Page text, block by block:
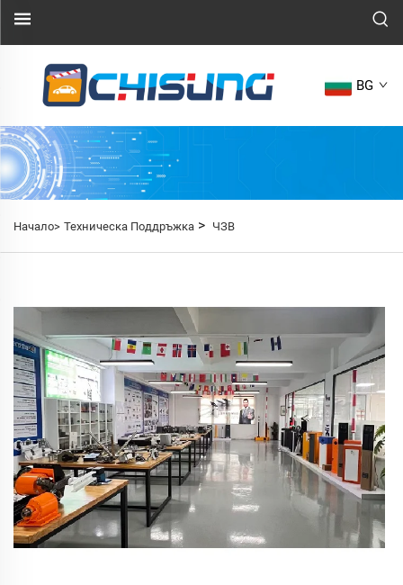
BG
Начало> Техническа Поддръжка > ЧЗВ